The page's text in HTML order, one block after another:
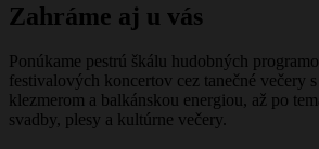
Zahráme aj u vás
Ponúkame pestrú škálu hudobných
festivalových koncertov cez tanečné večery
klezmerom a balkánskou energiou, až po
svadby, plesy a kultúrne večery.